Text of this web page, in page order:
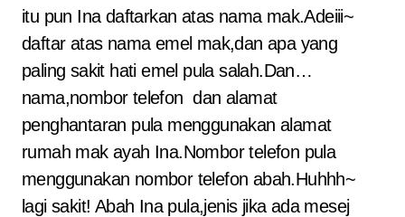
itu pun Ina daftarkan atas nama mak.Adeiii~
daftar atas nama emel mak,dan apa yang
paling sakit hati emel pula salah.Dan…
nama,nombor telefon dan alamat
penghantaran pula menggunakan alamat
rumah mak ayah Ina.Nombor telefon pula
menggunakan nombor telefon abah.Huhhh~
lagi sakit! Abah Ina pula,jenis jika ada mesej